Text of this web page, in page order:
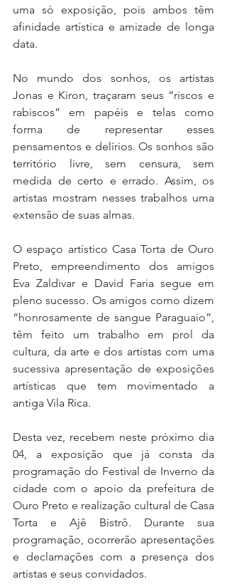
uma só exposição, pois ambos têm
afinidade artística e amizade de longa
data.
No mundo dos sonhos, os artistas
Jonas e Kiron, traçaram seus “riscos e
rabiscos” em papéis e telas como
forma de representar esses
pensamentos e delírios. Os sonhos são
território livre, sem censura, sem
medida de certo e errado. Assim, os
artistas mostram nesses trabalhos uma
extensão de suas almas.
O espaço artístico Casa Torta de Ouro
Preto, empreendimento dos amigos
Eva Zaldivar e David Faria segue em
pleno sucesso. Os amigos como dizem
“honrosamente de sangue Paraguaio”,
têm feito um trabalho em prol da
cultura, da arte e dos artistas com uma
sucessiva apresentação de exposições
artísticas que tem movimentado a
antiga Vila Rica.
Desta vez, recebem neste próximo dia
04, a exposição que já consta da
programação do Festival de Inverno da
cidade com o apoio da prefeitura de
Ouro Preto e realização cultural de Casa
Torta e Ajê Bistrô. Durante sua
programação, ocorrerão apresentações
e declamações com a presença dos
artistas e seus convidados.